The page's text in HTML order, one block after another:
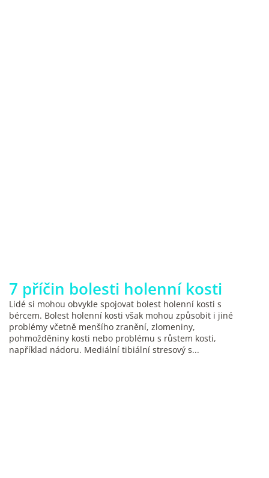
7 příčin bolesti holenní kosti
Lidé si mohou obvykle spojovat bolest holenní kosti s
bércem. Bolest holenní kosti však mohou způsobit i jiné
problémy včetně menšího zranění, zlomeniny,
pohmožděniny kosti nebo problému s růstem kosti,
například nádoru. Mediální tibiální stresový s...